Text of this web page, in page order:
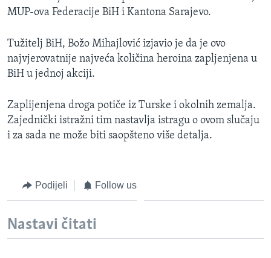
O GLASU AMERIKE
Learning English
Jezici
MUP-ova Federacije BiH i Kantona Sarajevo.
Tužitelj BiH, Božo Mihajlović izjavio je da je ovo
najvjerovatnije najveća količina heroina zapljenjena u
BiH u jednoj akciji.
Zaplijenjena droga potiče iz Turske i okolnih zemalja.
Zajednički istražni tim nastavlja istragu o ovom slučaju
i za sada ne može biti saopšteno više detalja.
Podijeli Follow us
Nastavi čitati